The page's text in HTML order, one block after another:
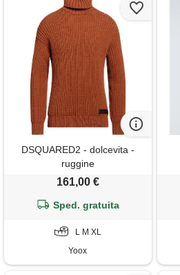
DSQUARED2 - dolcevita -
ruggine
161,00 €
Sped. gratuita
L M XL
Yoox